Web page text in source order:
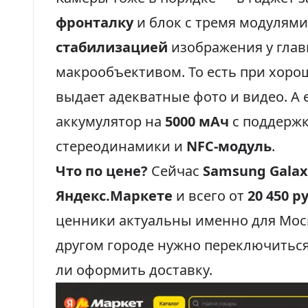
фронталкуи блок с тремя
стабилизацией изображения у
макрообъективом. То есть при
выдает адекватные фото и видео. А
аккумулятор на 5000 мАч с
стереодинамики и NFC-модуль.
Что по цене? Сейчас Samsung
Яндекс.Маркете и всего от 20 450
ценники актуальны именно для
другом городе нужно
ли оформить доставку.